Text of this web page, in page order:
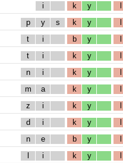
i k y l
p y s k y l
t i b y l
t i k y l
n i k y l
m a k y l
z i k y l
d i k y l
n e b y l
l i k y l